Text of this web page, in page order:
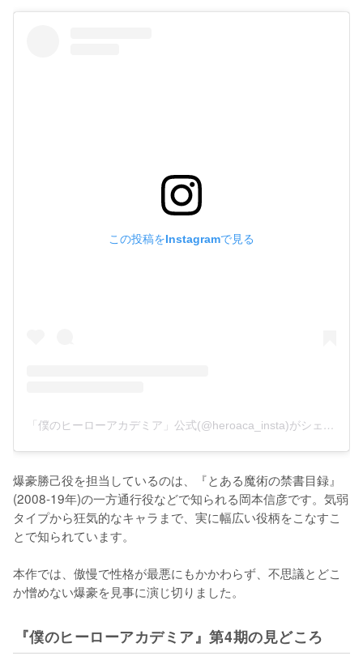
この投稿をInstagramで見る
「僕のヒーローアカデミア」公式(@heroaca_insta)がシェアした投稿
爆豪勝己役を担当しているのは、『とある魔術の禁書目録』
(2008-19年)の一方通行役などで知られる岡本信彦です。気弱
タイプから狂気的なキャラまで、実に幅広い役柄をこなすこ
とで知られています。
本作では、傲慢で性格が最悪にもかかわらず、不思議とどこ
か憎めない爆豪を見事に演じ切りました。
『僕のヒーローアカデミア』第4期の見どころ